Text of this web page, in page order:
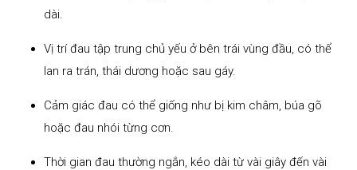
dài.
Vị trí đau tập trung chủ yếu ở bên trái vùng đầu, có thể
lan ra trán, thái dương hoặc sau gáy.
Cảm giác đau có thể giống như bị kim châm, búa gõ
hoặc đau nhói từng cơn.
Thời gian đau thường ngắn, kéo dài từ vài giây đến vài